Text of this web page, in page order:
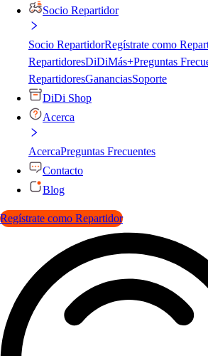
Socio Repartidor
Socio RepartidorRegístrate como
RepartidoresDiDiMás+Preguntas
RepartidoresGananciasSoporte
DiDi Shop
Acerca
AcercaPreguntas Frecuentes
Contacto
Blog
Regístrate como Repartidor